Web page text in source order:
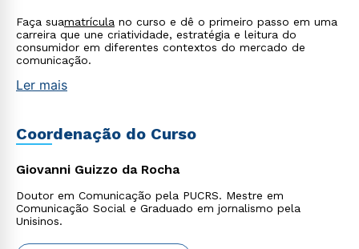
Faça suamatrícula no curso e dê o primeiro passo em uma
carreira que une criatividade, estratégia e leitura do
consumidor em diferentes contextos do mercado de
comunicação.
Ler mais
Coordenação do Curso
Giovanni Guizzo da Rocha
Doutor em Comunicação pela PUCRS. Mestre em
Comunicação Social e Graduado em jornalismo pela
Unisinos.
envio de conteúdos da Cruzeiro do Sul.